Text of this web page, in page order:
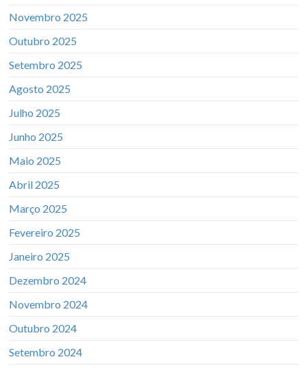
Novembro 2025
Outubro 2025
Setembro 2025
Agosto 2025
Julho 2025
Junho 2025
Maio 2025
Abril 2025
Março 2025
Fevereiro 2025
Janeiro 2025
Dezembro 2024
Novembro 2024
Outubro 2024
Setembro 2024